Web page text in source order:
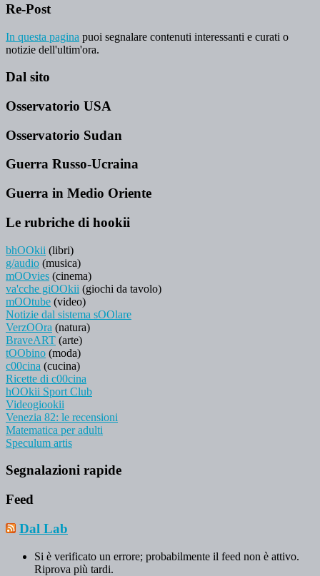
Re-Post
In questa pagina puoi segnalare contenuti interessanti e curati o
notizie dell'ultim'ora.
Dal sito
Osservatorio USA
Osservatorio Sudan
Guerra Russo-Ucraina
Guerra in Medio Oriente
Le rubriche di hookii
bhOOkii (libri)
g/audio (musica)
mOOvies (cinema)
va'cche giOOkii (giochi da tavolo)
mOOtube (video)
Notizie dal sistema sOOlare
VerzOOra (natura)
BraveART (arte)
tOObino (moda)
c00cina (cucina)
Ricette di c00cina
hOOkii Sport Club
Videogiookii
Venezia 82: le recensioni
Matematica per adulti
Speculum artis
Segnalazioni rapide
Feed
Dal Lab
Si è verificato un errore; probabilmente il feed non è attivo.
Riprova più tardi.